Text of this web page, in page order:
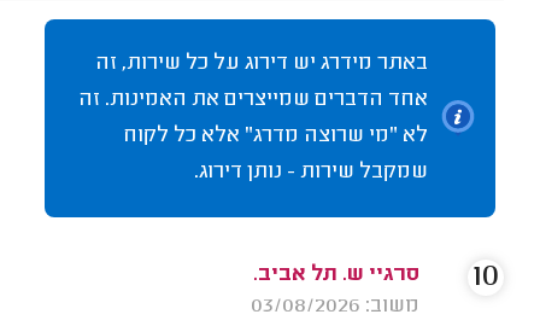
באתר מידרג יש דירוג על כל שירות, זה
אחד הדברים שמייצרים את האמינות. זה
לא "מי שרוצה מדרג" אלא כל לקוח
שמקבל שירות - נותן דירוג.
סרגיי ש. תל אביב.
משוב: 03/08/2026
10